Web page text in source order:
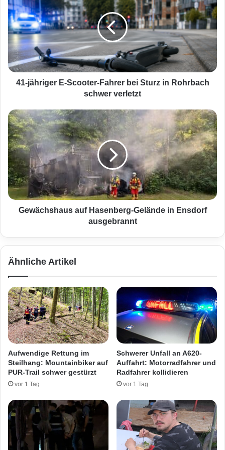
-
j
ä
i
g
-
S
c
o
o
t
e
r
-
r
i
S
t
u
r
i
n
o
r
b
a
c
41-jähriger E-Scooter-Fahrer bei Sturz in Rohrbach
schwer verletzt
G
e
w
ä
c
h
s
h
a
H
e
n
b
e
r
-
G
ä
n
d
e
Gewächshaus auf Hasenberg-Gelände in Ensdorf
ausgebrannt
Ähnliche Artikel
Aufwendige Rettung im
Steilhang: Mountainbiker auf
PUR-Trail schwer gestürzt
vor 1 Tag
Schwerer Unfall an A620-
Auffahrt: Motorradfahrer und
Radfahrer kollidieren
vor 1 Tag